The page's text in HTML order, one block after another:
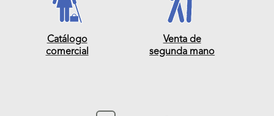
interés
Catálogo
comercial
Venta de
segunda mano